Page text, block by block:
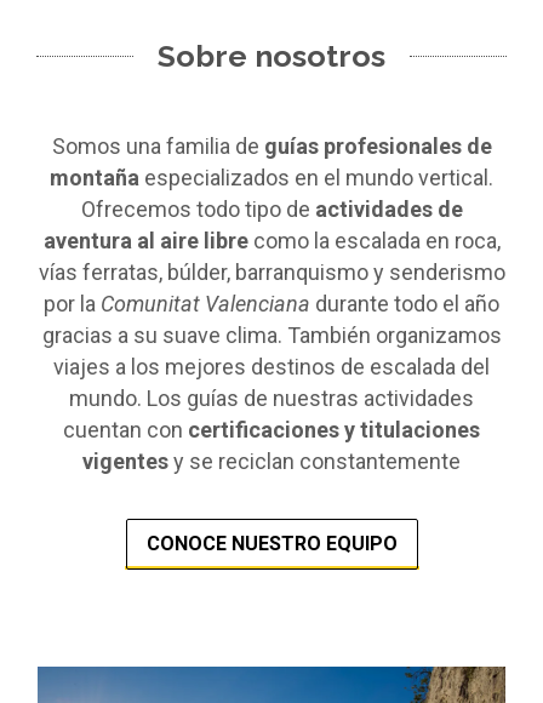
Sobre nosotros
Somos una familia de guías profesionales de
montaña especializados en el mundo vertical.
Ofrecemos todo tipo de actividades de
aventura al aire librecomo la escalada en roca,
vías ferratas, búlder, barranquismo y senderismo
por la Comunitat Valenciana durante todo el año
gracias a su suave clima. También organizamos
viajes a los mejores destinos de escalada del
mundo. Los guías de nuestras actividades
cuentan con certificaciones y titulaciones
vigentesy se reciclan constantemente
CONOCE NUESTRO EQUIPO